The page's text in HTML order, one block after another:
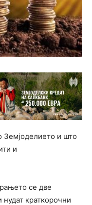
и што
и
се две
краткорочни